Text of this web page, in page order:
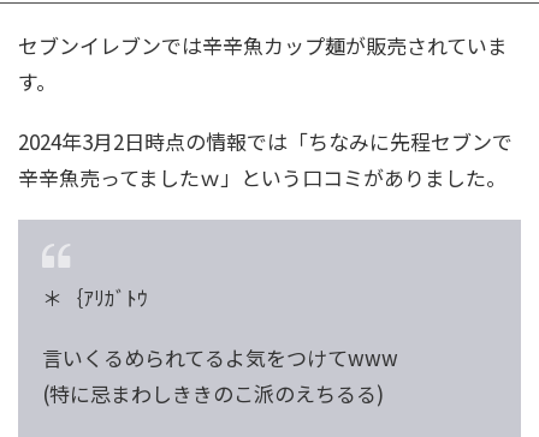
セブンイレブンでは辛辛魚カップ麺が販売されていま
す。
2024年3月2日時点の情報では「ちなみに先程セブンで
辛辛魚売ってましたｗ」という口コミがありました。
＊｛ｱﾘｶﾞﾄｳ
言いくるめられてるよ気をつけてwww
(特に忌まわしききのこ派のえちるる)